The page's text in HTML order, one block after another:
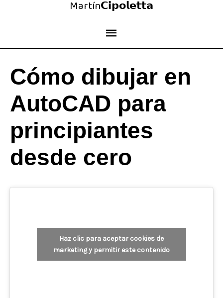
Martín𝗖𝗶𝗽𝗼𝗹𝗲𝘁𝘁𝗮
Menú
Cómo dibujar en
AutoCAD para
principiantes
desde cero
Haz clic para aceptar cookies de
marketing y permitir este contenido